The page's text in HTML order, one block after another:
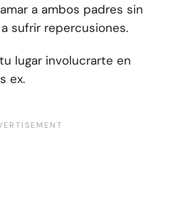
a ambos padres sin
sufrir repercusiones.
lugar involucrarte en
ex.